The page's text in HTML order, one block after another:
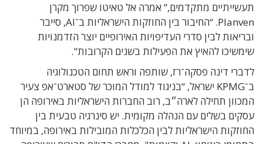
תעשייתיים מתקדמים,” אמרה אל טאיטו שפרוך מקרן
Planven. “החיבור בין החוזקות הישראליות ב־AI, סייבר
ובריאות לבין סדרי העדיפויות האירופיים יוצר הזדמנויות
שימשיכו להאיץ את הפעילות בשנים הקרובות".
לדברי דינה פסקה־רז, שותפה וראש תחום הטכנולוגיה
ב־KPMG ישראל, “בניגוד למודל המוכר של סטארט־אפ צעיר
המכוון תחילה לארה״ב, רוב החברות הישראליות באירופה הן
עסקים בשלים עם הנהלה מקומית. יש סינרגיה טבעית בין
החוזקות הישראליות לבין הכלכלות המובילות באירופה, במיוחד